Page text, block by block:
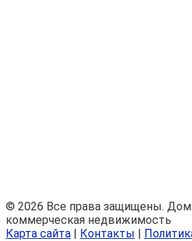
© 2026 Все права защищены.
коммерческая недвижимость
Карта сайта
Контакты